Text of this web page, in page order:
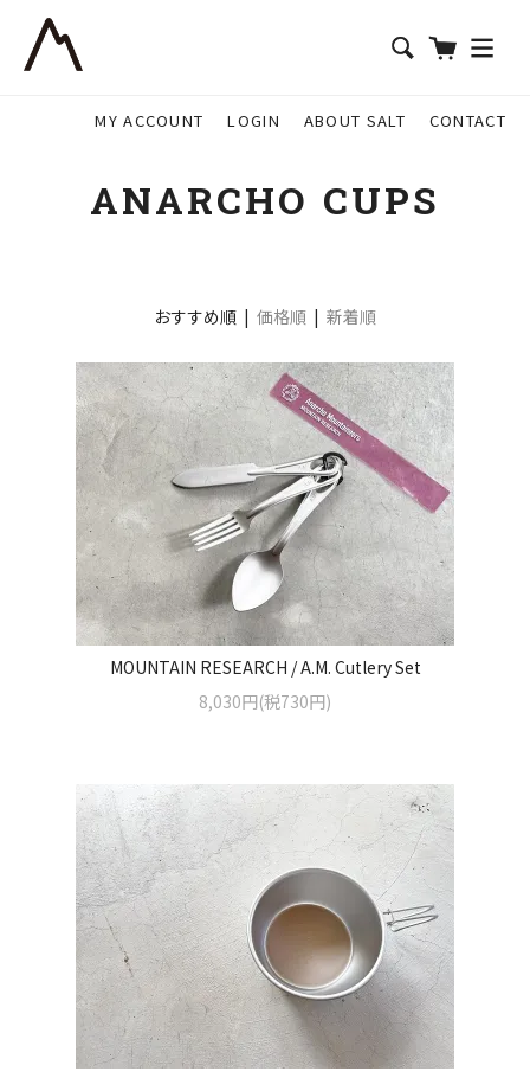
MY ACCOUNT LOGIN ABOUT SALT CONTACT
ANARCHO CUPS
おすすめ順 | 価格順 | 新着順
MOUNTAIN RESEARCH / A.M. Cutlery Set
8,030円(税730円)